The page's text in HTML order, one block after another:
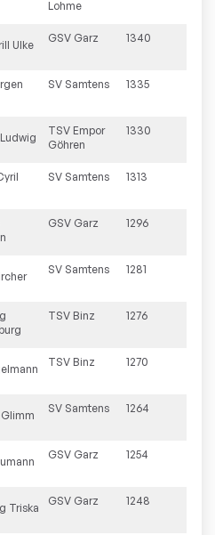
Lohme
Ulke
GSV Garz 1340
SV Samtens 1335
Ludwig
TSV Empor
Göhren
1330
SV Samtens 1313
GSV Garz 1296
SV Samtens 1281
TSV Binz 1276
TSV Binz 1270
Glimm
SV Samtens 1264
GSV Garz 1254
Triska
GSV Garz 1248